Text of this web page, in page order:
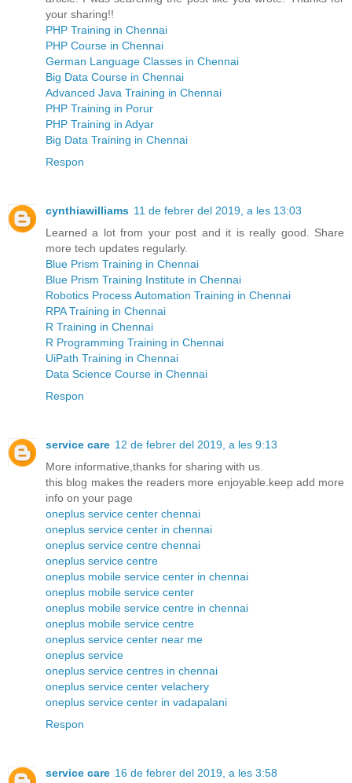
your sharing!!
PHP Training in Chennai
PHP Course in Chennai
German Language Classes in Chennai
Big Data Course in Chennai
Advanced Java Training in Chennai
PHP Training in Porur
PHP Training in Adyar
Big Data Training in Chennai
Respon
cynthiawilliams 11 de febrer del 2019, a les 13:03
Learned a lot from your post and it is really good. Share
more tech updates regularly.
Blue Prism Training in Chennai
Blue Prism Training Institute in Chennai
Robotics Process Automation Training in Chennai
RPA Training in Chennai
R Training in Chennai
R Programming Training in Chennai
UiPath Training in Chennai
Data Science Course in Chennai
Respon
service care 12 de febrer del 2019, a les 9:13
More informative,thanks for sharing with us.
this blog makes the readers more enjoyable.keep add more
info on your page
oneplus service center chennai
oneplus service center in chennai
oneplus service centre chennai
oneplus service centre
oneplus mobile service center in chennai
oneplus mobile service center
oneplus mobile service centre in chennai
oneplus mobile service centre
oneplus service center near me
oneplus service
oneplus service centres in chennai
oneplus service center velachery
oneplus service center in vadapalani
Respon
service care 16 de febrer del 2019, a les 3:58